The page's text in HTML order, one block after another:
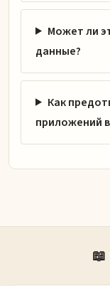
Может ли
данные?
Как
приложений